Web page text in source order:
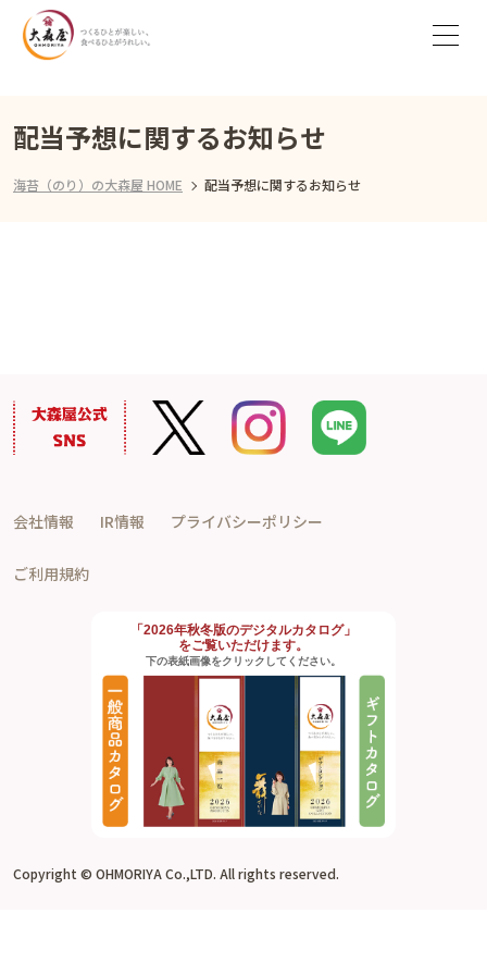
配当予想に関するお知らせ
海苔（のり）の大森屋 HOME 配当予想に関するお知らせ
会社情報 IR情報 プライバシーポリシー
ご利用規約
「2026年秋冬版のデジタルカタログ」
をご覧いただけます。
下の表紙画像をクリックしてください。
Copyright © OHMORIYA Co.,LTD. All rights reserved.